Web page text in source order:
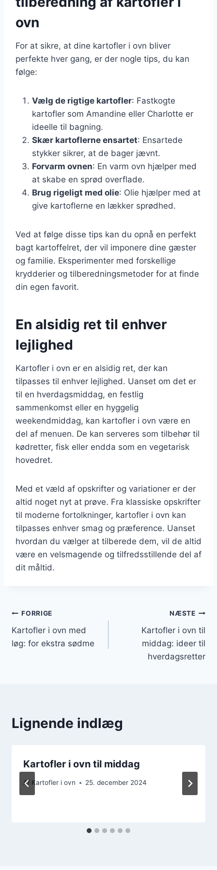
ovn
For at sikre, at dine kartofler i ovn bliver
perfekte hver gang, er der nogle tips, du kan
følge:
Vælg de rigtige kartofler: Fastkogte
kartofler som Amandine eller Charlotte er
ideelle til bagning.
Skær kartoflerne ensartet: Ensartede
stykker sikrer, at de bager jævnt.
Forvarm ovnen: En varm ovn hjælper med
at skabe en sprød overflade.
Brug rigeligt med olie: Olie hjælper med at
give kartoflerne en lækker sprødhed.
Ved at følge disse tips kan du opnå en perfekt
bagt kartoffelret, der vil imponere dine gæster
og familie. Eksperimenter med forskellige
krydderier og tilberedningsmetoder for at finde
din egen favorit.
En alsidig ret til enhver
lejlighed
Kartofler i ovn er en alsidig ret, der kan
tilpasses til enhver lejlighed. Uanset om det er
til en hverdagsmiddag, en festlig
sammenkomst eller en hyggelig
weekendmiddag, kan kartofler i ovn være en
del af menuen. De kan serveres som tilbehør til
kødretter, fisk eller endda som en vegetarisk
hovedret.
Med et væld af opskrifter og variationer er der
altid noget nyt at prøve. Fra klassiske opskrifter
til moderne fortolkninger, kartofler i ovn kan
tilpasses enhver smag og præference. Uanset
hvordan du vælger at tilberede dem, vil de altid
være en velsmagende og tilfredsstillende del af
dit måltid.
Indlægsnavigation
FORRIGE
Kartofler i ovn med
løg: for ekstra sødme
NÆSTE
Kartofler i ovn til
middag: ideer til
hverdagsretter
Lignende indlæg
Kartofler i ovn til middag
Af Kartofler i ovn 25. december 2024